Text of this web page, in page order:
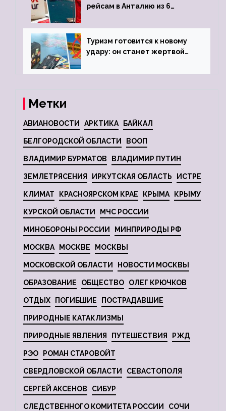
рейсам в Анталию из 6
Туризм готовится к новому
удару: он станет жертвой
Метки
АВИАНОВОСТИ АРКТИКА БАЙКАЛ
БЕЛГОРОДСКОЙ ОБЛАСТИ ВООП
ВЛАДИМИР БУРМАТОВ ВЛАДИМИР ПУТИН
ЗЕМЛЕТРЯСЕНИЯ ИРКУТСКАЯ ОБЛАСТЬ ИСТРЕ
КЛИМАТ КРАСНОЯРСКОМ КРАЕ КРЫМА КРЫМУ
КУРСКОЙ ОБЛАСТИ МЧС РОССИИ
МИНОБОРОНЫ РОССИИ МИНПРИРОДЫ РФ
МОСКВА МОСКВЕ МОСКВЫ
МОСКОВСКОЙ ОБЛАСТИ НОВОСТИ МОСКВЫ
ОБРАЗОВАНИЕ ОБЩЕСТВО ОЛЕГ КРЮЧКОВ
ОТДЫХ ПОГИБШИЕ ПОСТРАДАВШИЕ
ПРИРОДНЫЕ КАТАКЛИЗМЫ
ПРИРОДНЫЕ ЯВЛЕНИЯ ПУТЕШЕСТВИЯ РЖД
РЭО РОМАН СТАРОВОЙТ
СВЕРДЛОВСКОЙ ОБЛАСТИ СЕВАСТОПОЛЯ
СЕРГЕЙ АКСЕНОВ СИБУР
СЛЕДСТВЕННОГО КОМИТЕТА РОССИИ СОЧИ